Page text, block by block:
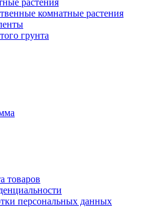
растения
комнатные растения
грунта
товаров
персональных данных